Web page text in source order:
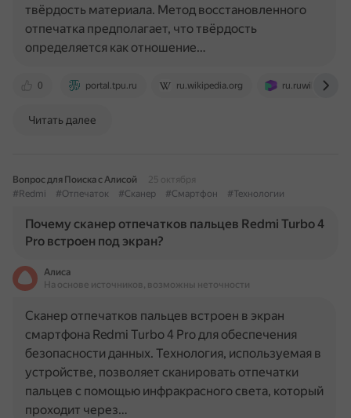
0 portal.tpu.ru ru.wikipedia.org ru.ruwiki.ru
твёрдость материала. Метод восстановленного
отпечатка предполагает, что твёрдость
определяется как отношение…
Читать далее
Вопрос для Поиска с Алисой
25 октября
#Redmi
#Отпечаток #Сканер #Смартфон #Технологии
Почему сканер отпечатков пальцев Redmi Turbo 4
Pro встроен под экран?
Алиса
На основе источников, возможны неточности
Сканер отпечатков пальцев встроен в экран
смартфона Redmi Turbo 4 Pro для обеспечения
безопасности данных. Технология, используемая в
устройстве, позволяет сканировать отпечатки
пальцев с помощью инфракрасного света, который
проходит через…